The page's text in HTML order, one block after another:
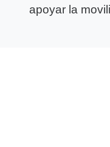
apoyar la